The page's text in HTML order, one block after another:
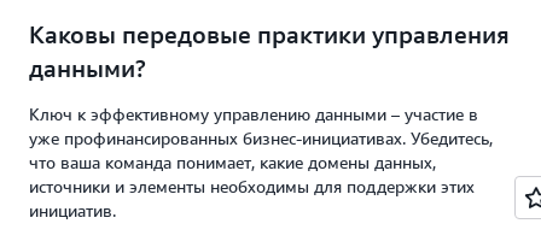
Каковы передовые практики управления
данными?
Ключ к эффективному управлению данными – участие в
уже профинансированных бизнес-инициативах. Убедитесь,
что ваша команда понимает, какие домены данных,
источники и элементы необходимы для поддержки этих
инициатив.